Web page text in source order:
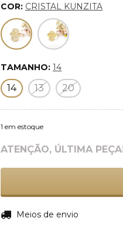
COR: CRISTAL KUNZITA
TAMANHO: 14
14 13 20
1 em estoque
ATENÇÃO, ÚLTIMA
Entregas para o CEP:
Meios de envio